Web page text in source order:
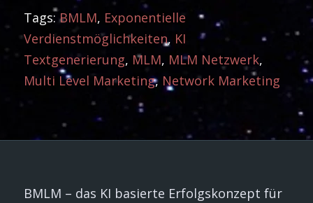
Tags:BMLM, Exponentielle
Verdienstmöglichkeiten, KI
Textgenerierung, MLM, MLM Netzwerk,
Multi Level Marketing, Network Marketing
BMLM – das KI basierte Erfolgskonzept für